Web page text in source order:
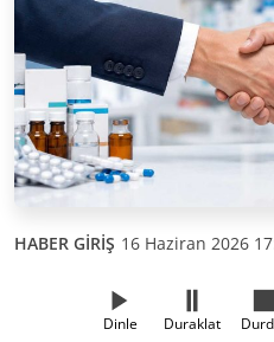
HABER GİRİŞ 16 Haziran 2026
Dinle Duraklat